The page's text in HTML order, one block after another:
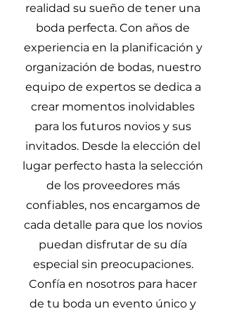
realidad su sueño de tener una
boda perfecta. Con años de
experiencia en la planificación y
organización de bodas, nuestro
equipo de expertos se dedica a
crear momentos inolvidables
para los futuros novios y sus
invitados. Desde la elección del
lugar perfecto hasta la selección
de los proveedores más
confiables, nos encargamos de
cada detalle para que los novios
puedan disfrutar de su día
especial sin preocupaciones.
Confía en nosotros para hacer
de tu boda un evento único y